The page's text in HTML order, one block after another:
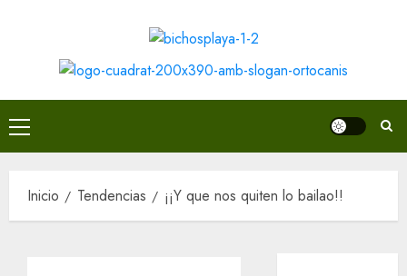
contenido
Menú
principal
Inicio Tendencias ¡¡Y que nos quiten lo bailao!!